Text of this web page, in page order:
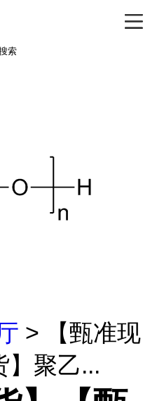
索
> 【甄准现
】聚乙...